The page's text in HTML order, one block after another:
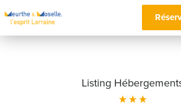
Listing